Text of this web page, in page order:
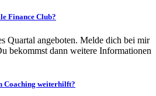
Finance Club?
Quartal angeboten. Melde dich bei mir
bekommst dann weitere Informationen
Coaching weiterhilft?